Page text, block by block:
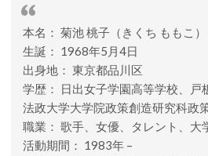
本名： 菊池 桃子（きくち ももこ）
生誕： 1968年5月4日
出身地： 東京都品川区
学歴： 日出女子学園高等学校、戸
法政大学大学院政策創造研究科政
職業： 歌手、女優、タレント、大
活動期間： 1983年 –